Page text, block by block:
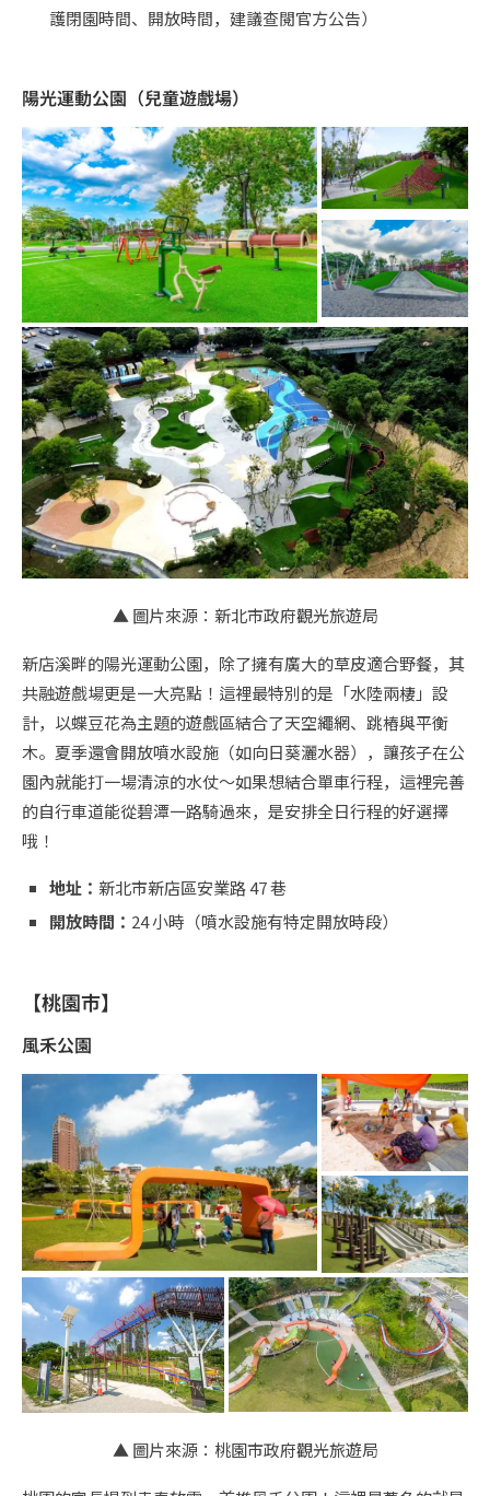
護閉園時間、開放時間，建議查閱官方公告）
陽光運動公園（兒童遊戲場）
▲ 圖片來源：新北市政府觀光旅遊局
新店溪畔的陽光運動公園，除了擁有廣大的草皮適合野餐，其
共融遊戲場更是一大亮點！這裡最特別的是「水陸兩棲」設
計，以蝶豆花為主題的遊戲區結合了天空繩網、跳樁與平衡
木。夏季還會開放噴水設施（如向日葵灑水器），讓孩子在公
園內就能打一場清涼的水仗～如果想結合單車行程，這裡完善
的自行車道能從碧潭一路騎過來，是安排全日行程的好選擇
哦！
地址： 新北市新店區安業路 47 巷
開放時間： 24 小時（噴水設施有特定開放時段）
【桃園市】
風禾公園
▲ 圖片來源：桃園市政府觀光旅遊局